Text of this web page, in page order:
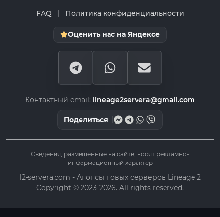
FAQ | Политика конфиденциальности
Оценить нас на Яндексе
Контактный email: lineage2servera@gmail.com
Поделиться
Сведения, размещённые на сайте, носят рекламно-
информационный характер
l2-servera.com - Анонсы новых серверов Lineage 2
Copyright © 2023-2026. All rights reserved.